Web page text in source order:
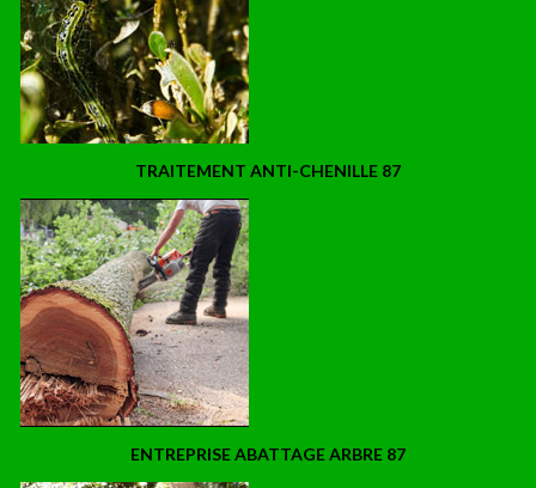
TRAITEMENT ANTI-CHENILLE 87
ENTREPRISE ABATTAGE ARBRE 87